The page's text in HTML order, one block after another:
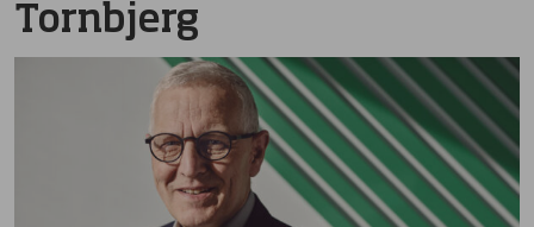
Tornbjerg